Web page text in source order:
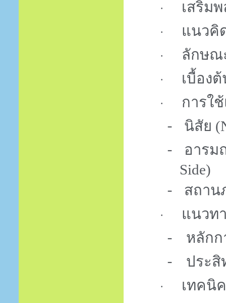
· เสริม
· แนวคิ
· ลักษณ
· เบื้อง
· การใ
- นิสัย (
-
อารม
Side)
- สถาน
· แนวท
- หลักก
- ประสิ
·
เทคนิ